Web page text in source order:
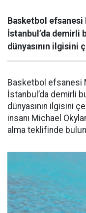
Basketbol efsanesi
İstanbul’da demirli
dünyasının ilgisini
Basketbol efsanesi
İstanbul’da demirli
dünyasının ilgisini
insanı Michael
alma teklifinde